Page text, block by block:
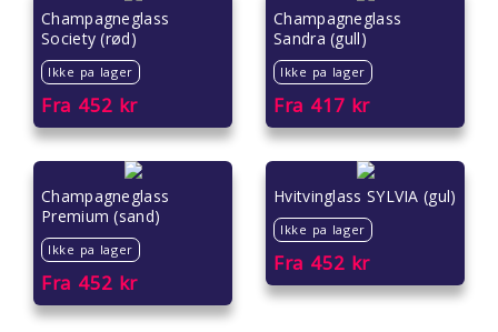
Champagneglass
Society (rød)
Ikke pa lager
Fra 452 kr
Champagneglass
Sandra (gull)
Ikke pa lager
Fra 417 kr
Champagneglass
Premium (sand)
Ikke pa lager
Fra 452 kr
Hvitvinglass SYLVIA (gul)
Ikke pa lager
Fra 452 kr